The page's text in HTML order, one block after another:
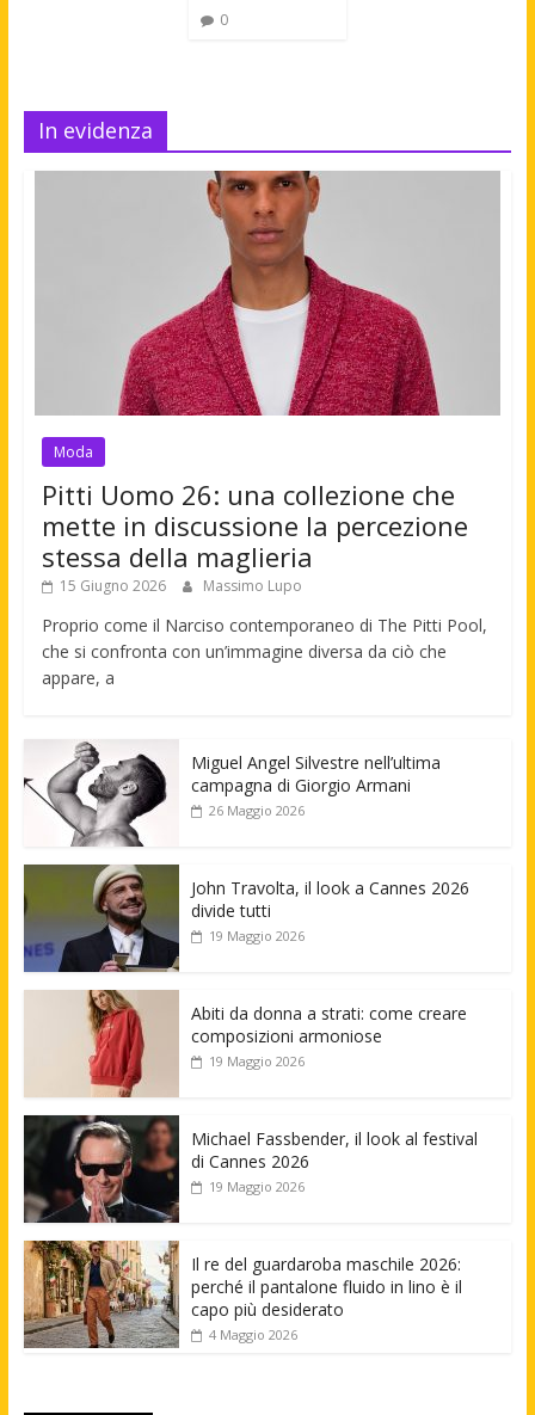
0
In evidenza
Moda
Pitti Uomo 26: una collezione che
mette in discussione la percezione
stessa della maglieria
15 Giugno 2026 Massimo Lupo
Proprio come il Narciso contemporaneo di The Pitti Pool,
che si confronta con un’immagine diversa da ciò che
appare, a
Miguel Angel Silvestre nell’ultima
campagna di Giorgio Armani
26 Maggio 2026
John Travolta, il look a Cannes 2026
divide tutti
19 Maggio 2026
Abiti da donna a strati: come creare
composizioni armoniose
19 Maggio 2026
Michael Fassbender, il look al festival
di Cannes 2026
19 Maggio 2026
Il re del guardaroba maschile 2026:
perché il pantalone fluido in lino è il
capo più desiderato
4 Maggio 2026